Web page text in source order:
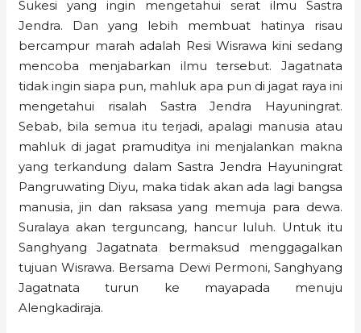
Sukesi yang ingin mengetahui serat ilmu Sastra
Jendra. Dan yang lebih membuat hatinya risau
bercampur marah adalah Resi Wisrawa kini sedang
mencoba menjabarkan ilmu tersebut. Jagatnata
tidak ingin siapa pun, mahluk apa pun di jagat raya ini
mengetahui risalah Sastra Jendra Hayuningrat.
Sebab, bila semua itu terjadi, apalagi manusia atau
mahluk di jagat pramuditya ini menjalankan makna
yang terkandung dalam Sastra Jendra Hayuningrat
Pangruwating Diyu, maka tidak akan ada lagi bangsa
manusia, jin dan raksasa yang memuja para dewa.
Suralaya akan terguncang, hancur luluh. Untuk itu
Sanghyang Jagatnata bermaksud menggagalkan
tujuan Wisrawa. Bersama Dewi Permoni, Sanghyang
Jagatnata turun ke mayapada menuju
Alengkadiraja.